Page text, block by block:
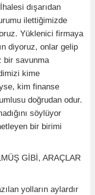
dışarıdan
ilettiğimizde
Yüklenici firmaya
diyoruz, onlar gelip
bir savunma
kime
kim finanse
doğrudan odur.
söylüyor
bir birimi
GİBİ, ARAÇLAR
yolların aylardır